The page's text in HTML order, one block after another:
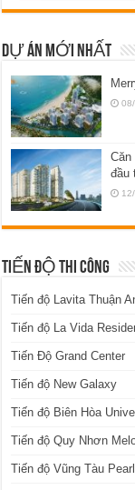
DỰ ÁN MỚI NHẤT
đầu
TIẾN ĐỘ THI CÔNG
Tiến độ Lavita Thuận
Tiến độ La Vida
Tiến Độ Grand Center
Tiến độ New Galaxy
Tiến độ Biên Hòa
Tiến độ Quy Nhơn
Tiến độ Vũng Tàu Pearl